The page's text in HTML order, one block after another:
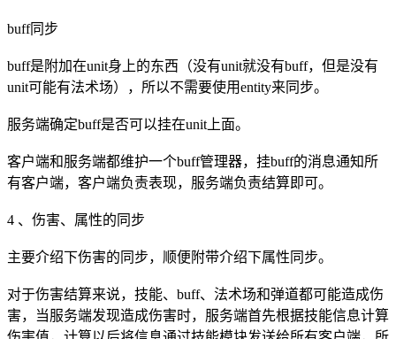
buff同步
buff是附加在unit身上的东西（没有unit就没有buff，但是没有
unit可能有法术场），所以不需要使用entity来同步。
服务端确定buff是否可以挂在unit上面。
客户端和服务端都维护一个buff管理器，挂buff的消息通知所
有客户端，客户端负责表现，服务端负责结算即可。
4 、伤害、属性的同步
主要介绍下伤害的同步，顺便附带介绍下属性同步。
对于伤害结算来说，技能、buff、法术场和弹道都可能造成伤
害，当服务端发现造成伤害时，服务端首先根据技能信息计算